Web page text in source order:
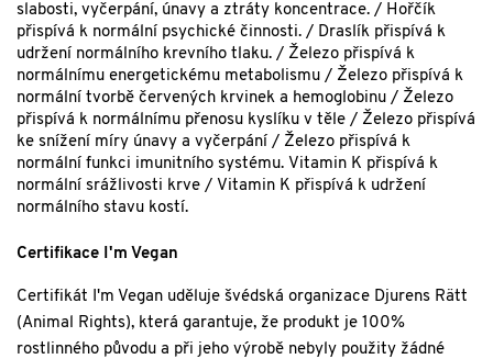
slabosti, vyčerpání, únavy a ztráty koncentrace. / Hořčík
přispívá k normální psychické činnosti. / Draslík přispívá k
udržení normálního krevního tlaku. / Železo přispívá k
normálnímu energetickému metabolismu / Železo přispívá k
normální tvorbě červených krvinek a hemoglobinu / Železo
přispívá k normálnímu přenosu kyslíku v těle / Železo přispívá
ke snížení míry únavy a vyčerpání / Železo přispívá k
normální funkci imunitního systému. Vitamin K přispívá k
normální srážlivosti krve / Vitamin K přispívá k udržení
normálního stavu kostí.
Certifikace I'm Vegan
Certifikát I'm Vegan uděluje švédská organizace Djurens Rätt
(Animal Rights), která garantuje, že produkt je 100%
rostlinného původu a při jeho výrobě nebyly použity žádné